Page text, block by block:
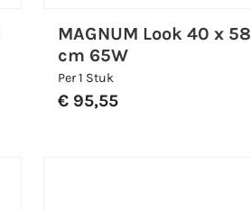
MAGNUM Look 40 x 58
cm 65W
Per 1 Stuk
€ 95,55